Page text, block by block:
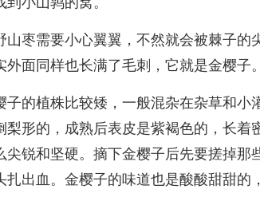
山枣需要小心翼翼，不然就会被棘子的
外面同样也长满了毛刺，它就是金樱子
子的植株比较矮，一般混杂在杂草和小
梨形的，成熟后表皮是紫褐色的，长着
尖锐和坚硬。摘下金樱子后先要搓掉那
扎出血。金樱子的味道也是酸酸甜甜的